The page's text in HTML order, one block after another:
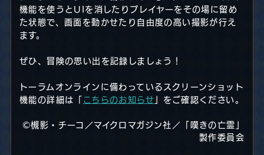
機能を使うとUIを消したりプレイヤーをその場に留め
た状態で、画面を動かせたり自由度の高い撮影が行え
ます。
ぜひ、冒険の思い出を記録しましょう！
トーラムオンラインに備わっているスクリーンショット
機能の詳細は「 こちらのお知らせ 」をご確認ください。
©槻影・チーコ／マイクロマガジン社／「嘆きの亡霊」
製作委員会